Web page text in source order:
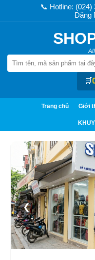
📞 Hotline: (024)
Đăng
🛒
Trang chủ Giới
❮